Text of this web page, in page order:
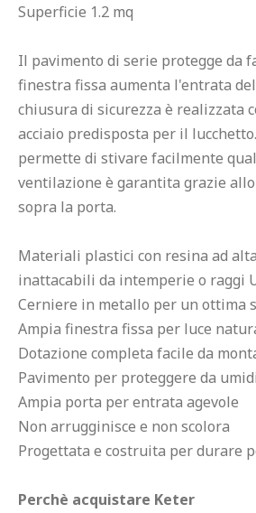
Superficie 1.2 mq
Il pavimento di serie protegge da
finestra fissa aumenta l'entrata
chiusura di sicurezza è realizzata
acciaio predisposta per il
permette di stivare facilmente
ventilazione è garantita grazie
sopra la porta.
Materiali plastici con resina ad
inattacabili da intemperie o raggi
Cerniere in metallo per un ottima
Ampia finestra fissa per luce
Dotazione completa facile da
Pavimento per proteggere da
Ampia porta per entrata agevole
Non arrugginisce e non scolora
Progettata e costruita per durare
Perchè acquistare Keter